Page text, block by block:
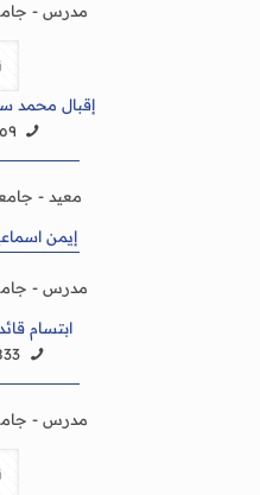
مدرس -
إقبال محمد
معيد -
إيمن
مدرس -
ابتسام
مدرس -